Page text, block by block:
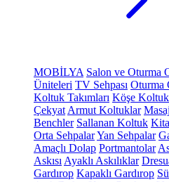
MOBİLYA Salon ve Oturma
Üniteleri TV Sehpası Oturma
Koltuk Takımları Köşe
Çekyat Armut Koltuklar
Benchler Sallanan Koltuk
Orta SehpalarYan Sehpalar
Amaçlı Dolap Portmantolar
Askısı Ayaklı Askılıklar
Gardırop Kapaklı Gardırop